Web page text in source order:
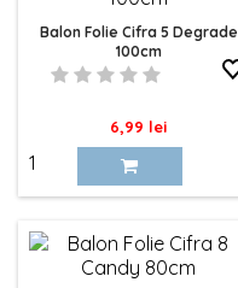
Balon Folie Cifra 5 Degrade
100cm
Pret
6,99 lei